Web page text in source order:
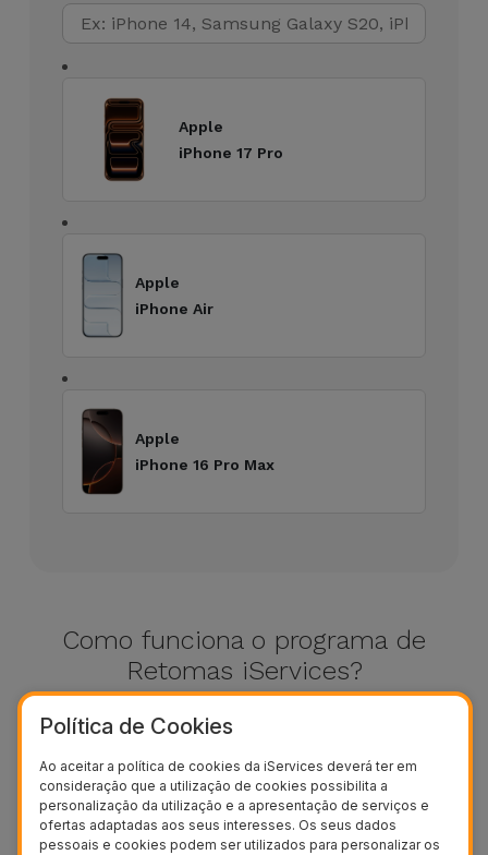
Google
tudo
e Colunas
Smartwatches
e Braceletes
Correntes
Higiene
Carteiras,
Bolsas e
Auto e
Acessórios
Computador
Acessórios
Apple
iPhone 17 Pro
Apple
iPhone Air
Apple
iPhone 16 Pro Max
Como funciona o programa de
Retomas iServices?
Política de Cookies
Ao aceitar a política de cookies da iServices deverá ter em
consideração que a utilização de cookies possibilita a
personalização da utilização e a apresentação de serviços e
ofertas adaptadas aos seus interesses. Os seus dados
pessoais e cookies podem ser utilizados para personalizar os